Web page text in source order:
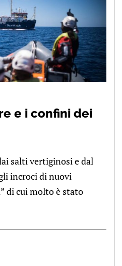
e i confini dei
salti vertiginosi e dal
incroci di nuovi
di cui molto è stato